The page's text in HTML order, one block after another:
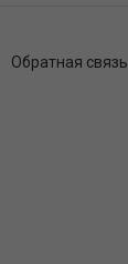
Обратная связь